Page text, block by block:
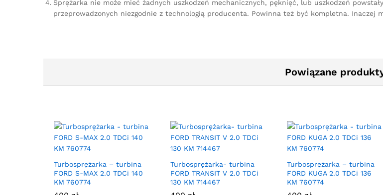
Sprężarka nie może mieć żadnych uszkodzeń mechanicznych, pęknięć, lub uszkodzeń
przeprowadzonych niezgodnie z technologią producenta. Powinna też być kompletna.
Powiązane
Turbosprężarka – turbina
FORD S-MAX 2.0 TDCi 140
KM 760774
Turbosprężarka- turbina
FORD TRANSIT V 2.0 TDCi
130 KM 714467
Turbosprężarka – turbina
FORD KUGA 2.0 TDCi 136
KM 760774